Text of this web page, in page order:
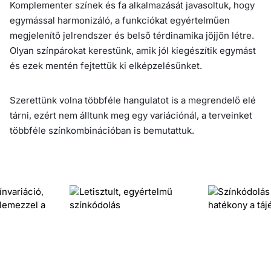
Komplementer színek és fa alkalmazását javasoltuk, hogy
egymással harmonizáló, a funkciókat egyértelműen
megjelenítő jelrendszer és belső térdinamika jöjjön létre.
Olyan színpárokat kerestünk, amik jól kiegészítik egymást
és ezek mentén fejtettük ki elképzelésünket.
Szerettünk volna többféle hangulatot is a megrendelő elé
tárni, ezért nem álltunk meg egy variációnál, a terveinket
többféle színkombinációban is bemutattuk.